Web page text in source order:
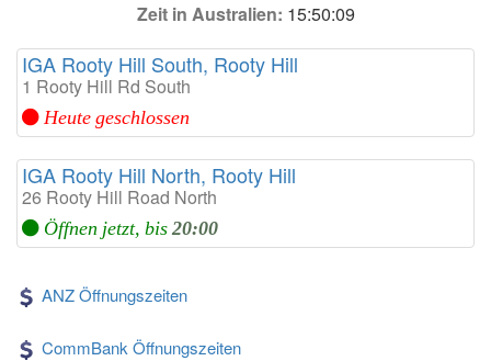
Zeit in Australien: 15:50:09
IGA Rooty Hill South, Rooty Hill
1 Rooty Hill Rd South
Heute geschlossen
IGA Rooty Hill North, Rooty Hill
26 Rooty Hill Road North
Öffnen jetzt, bis 20:00
ANZ Öffnungszeiten
CommBank Öffnungszeiten